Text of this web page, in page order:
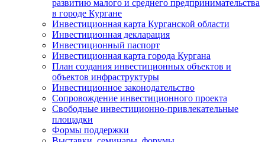
развитию малого и среднего предпринимательства
в городе Кургане
Инвестиционная карта Курганской области
Инвестиционная декларация
Инвестиционный паспорт
Инвестиционная карта города Кургана
План создания инвестиционных объектов и
объектов инфраструктуры
Инвестиционное законодательство
Сопровождение инвестиционного проекта
Свободные инвестиционно-привлекательные
площадки
Формы поддержки